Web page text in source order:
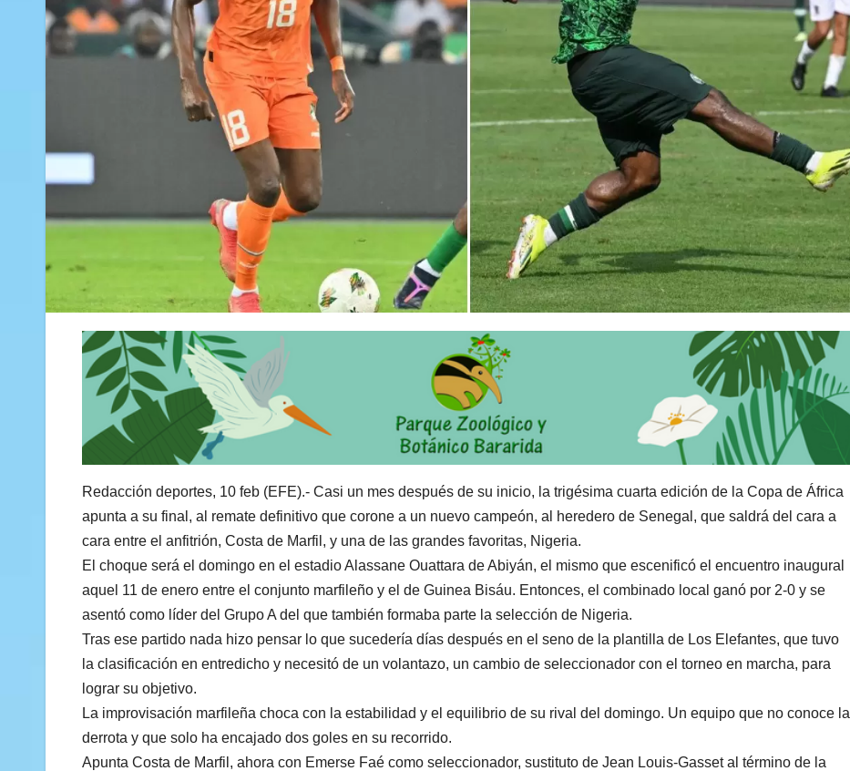
Redacción deportes, 10 feb (EFE).- Casi un mes después de su inicio, la trigésima cuarta edición de la Copa de África
apunta a su final, al remate definitivo que corone a un nuevo campeón, al heredero de Senegal, que saldrá del cara a
cara entre el anfitrión, Costa de Marfil, y una de las grandes favoritas, Nigeria.
El choque será el domingo en el estadio Alassane Ouattara de Abiyán, el mismo que escenificó el encuentro inaugural
aquel 11 de enero entre el conjunto marfileño y el de Guinea Bisáu. Entonces, el combinado local ganó por 2-0 y se
asentó como líder del Grupo A del que también formaba parte la selección de Nigeria.
Tras ese partido nada hizo pensar lo que sucedería días después en el seno de la plantilla de Los Elefantes, que tuvo
la clasificación en entredicho y necesitó de un volantazo, un cambio de seleccionador con el torneo en marcha, para
lograr su objetivo.
La improvisación marfileña choca con la estabilidad y el equilibrio de su rival del domingo. Un equipo que no conoce la
derrota y que solo ha encajado dos goles en su recorrido.
Apunta Costa de Marfil, ahora con Emerse Faé como seleccionador, sustituto de Jean Louis-Gasset al término de la